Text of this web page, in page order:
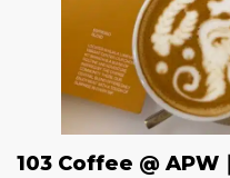
103 Coffee @ APW